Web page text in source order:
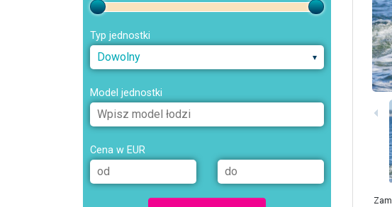
Typ jednostki
Dowolny
Model jednostki
Cena w EUR